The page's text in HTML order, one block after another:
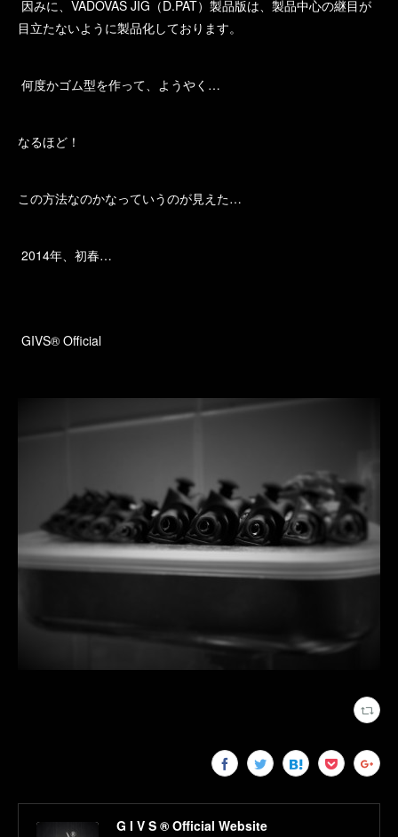
因みに、VADOVAS JIG（D.PAT）製品版は、製品中心の継目が
目立たないように製品化しております。
何度かゴム型を作って、ようやく…
なるほど！
この方法なのかなっていうのが見えた…
2014年、初春…
GIVS® Official
G I V S ® Official Website